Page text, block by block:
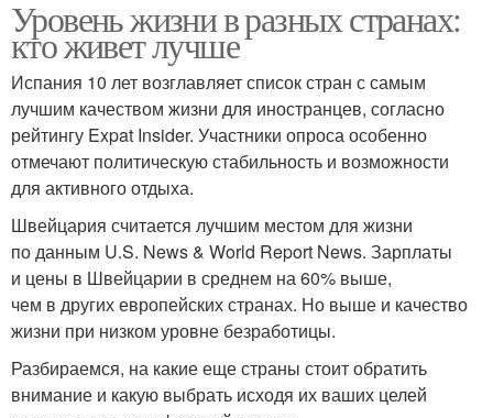
Уровень жизни в разных странах:
кто живет лучше
Испания 10 лет возглавляет список стран с самым
лучшим качеством жизни для иностранцев, согласно
рейтингу Expat Insider. Участники опроса особенно
отмечают политическую стабильность и возможности
для активного отдыха.
Швейцария считается лучшим местом для жизни
по данным U.S. News & World Report News. Зарплаты
и цены в Швейцарии в среднем на 60% выше,
чем в других европейских странах. Но выше и качество
жизни при низком уровне безработицы.
Разбираемся, на какие еще страны стоит обратить
внимание и какую выбрать исходя их ваших целей